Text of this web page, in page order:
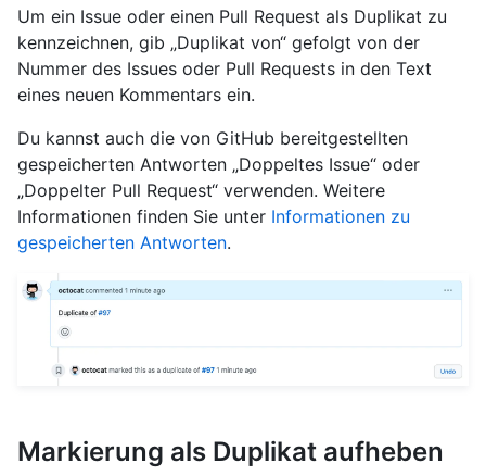
Um ein Issue oder einen Pull Request als Duplikat zu
kennzeichnen, gib „Duplikat von“ gefolgt von der
Nummer des Issues oder Pull Requests in den Text
eines neuen Kommentars ein.
Du kannst auch die von GitHub bereitgestellten
gespeicherten Antworten „Doppeltes Issue“ oder
„Doppelter Pull Request“ verwenden. Weitere
Informationen finden Sie unter Informationen zu
gespeicherten Antworten.
Markierung als Duplikat aufheben